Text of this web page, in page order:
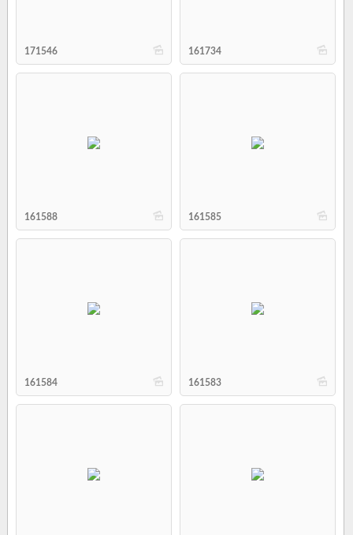
b
171546 b
161734
b
161588 b
161585
b
161584 b
161583